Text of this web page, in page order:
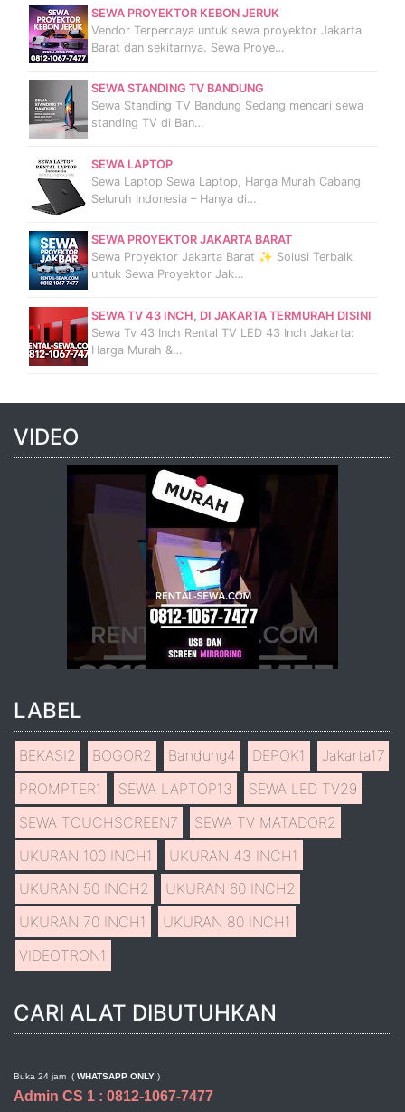
SEWA PROYEKTOR KEBON JERUK
Vendor Terpercaya untuk sewa proyektor Jakarta
Barat dan sekitarnya. Sewa Proye…
SEWA STANDING TV BANDUNG
Sewa Standing TV Bandung Sedang mencari sewa
standing TV di Ban…
SEWA LAPTOP
Sewa Laptop Sewa Laptop, Harga Murah Cabang
Seluruh Indonesia – Hanya di…
SEWA PROYEKTOR JAKARTA BARAT
Sewa Proyektor Jakarta Barat ✨ Solusi Terbaik
untuk Sewa Proyektor Jak…
SEWA TV 43 INCH, DI JAKARTA TERMURAH DISINI
Sewa Tv 43 Inch Rental TV LED 43 Inch Jakarta:
Harga Murah &…
VIDEO
LABEL
BEKASI2 BOGOR2 Bandung4 DEPOK1 Jakarta17
PROMPTER1 SEWA LAPTOP13 SEWA LED TV29
SEWA TOUCHSCREEN7 SEWA TV MATADOR2
UKURAN 100 INCH1 UKURAN 43 INCH1
UKURAN 50 INCH2 UKURAN 60 INCH2
UKURAN 70 INCH1 UKURAN 80 INCH1
VIDEOTRON1
CARI ALAT DIBUTUHKAN
Buka 24 jam ( WHATSAPP ONLY )
Admin CS 1 : 0812-1067-7477